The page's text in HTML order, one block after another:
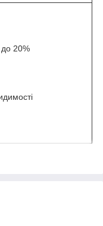
до 20%